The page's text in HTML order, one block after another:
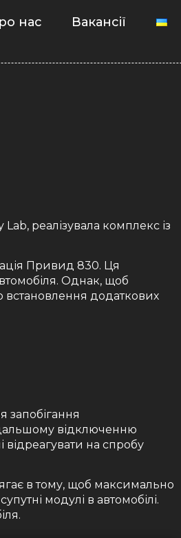
нас Вакансії
реалізувала комплекс із
Привид 830. Ця
Однак, щоб
встановлення додаткових
запобігання
відключенню
відреагувати на спробу
в тому, щоб максимально
модулі в автомобілі.